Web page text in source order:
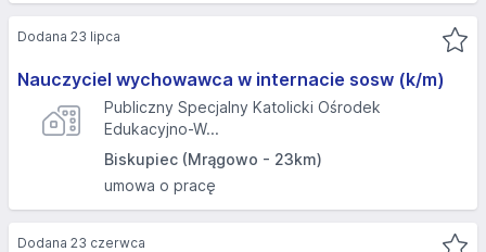
Nauczyciel wychowawca w internacie sosw (k/m)
Publiczny Specjalny Katolicki Ośrodek
Edukacyjno-W...
Biskupiec (Mrągowo - 23km)
umowa o pracę
Dodana 23 lipca
Dodana 23 czerwca